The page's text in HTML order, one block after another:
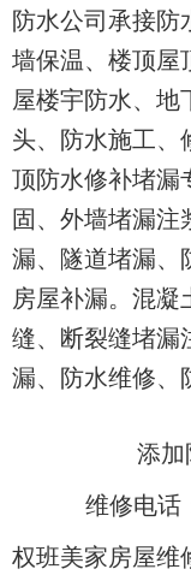
防水公司承接防
墙保温、楼顶屋
屋楼宇防水、地
头、防水施工、
顶防水修补堵漏
固、外墙堵漏注
漏、隧道堵漏、
房屋补漏。混
缝、断裂缝堵漏
漏、防水维修、
添加
维修电话
权班美家房屋维